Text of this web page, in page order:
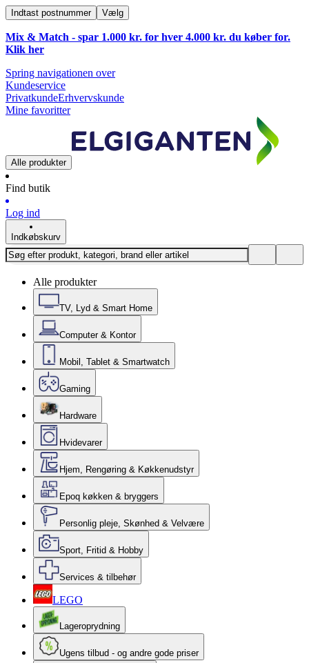
Indtast postnummer Vælg
Mix & Match - spar 1.000 kr. for hver 4.000 kr. du køber for.
Klik her
Spring navigationen over
Kundeservice
PrivatkundeErhvervskunde
Mine favoritter
Alle produkter
Find butik
Log ind
Indkøbskurv
Alle produkter
TV, Lyd & Smart Home
Computer & Kontor
Mobil, Tablet & Smartwatch
Gaming
Hardware
Hvidevarer
Hjem, Rengøring & Køkkenudstyr
Epoq køkken & bryggers
Personlig pleje, Skønhed & Velvære
Sport, Fritid & Hobby
Services & tilbehør
LEGO
Lageroprydning
Ugens tilbud - og andre gode priser